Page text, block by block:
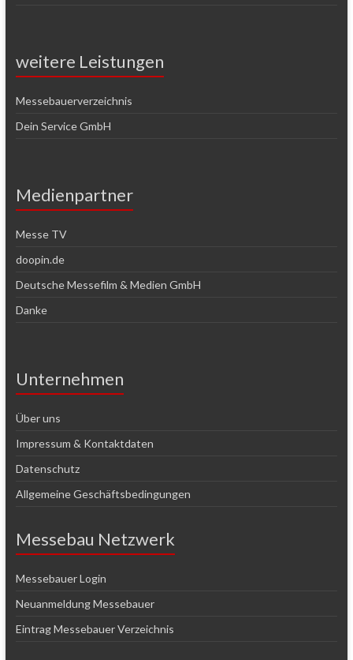
weitere Leistungen
Messebauerverzeichnis
Dein Service GmbH
Medienpartner
Messe TV
doopin.de
Deutsche Messefilm & Medien GmbH
Danke
Unternehmen
Über uns
Impressum & Kontaktdaten
Datenschutz
Allgemeine Geschäftsbedingungen
Messebau Netzwerk
Messebauer Login
Neuanmeldung Messebauer
Eintrag Messebauer Verzeichnis